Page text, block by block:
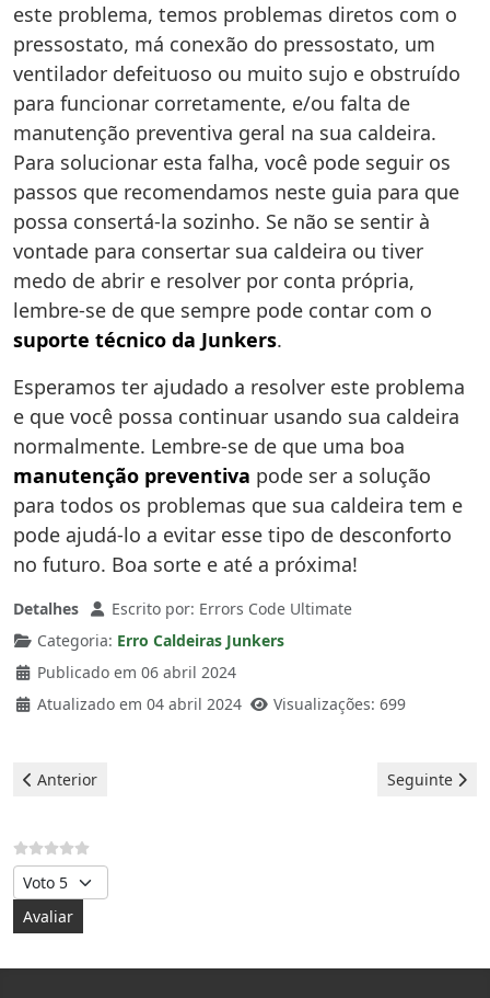
este problema, temos problemas diretos com o
pressostato, má conexão do pressostato, um
ventilador defeituoso ou muito sujo e obstruído
para funcionar corretamente, e/ou falta de
manutenção preventiva geral na sua caldeira.
Para solucionar esta falha, você pode seguir os
passos que recomendamos neste guia para que
possa consertá-la sozinho. Se não se sentir à
vontade para consertar sua caldeira ou tiver
medo de abrir e resolver por conta própria,
lembre-se de que sempre pode contar com o
suporte técnico da Junkers.
Esperamos ter ajudado a resolver este problema
e que você possa continuar usando sua caldeira
normalmente. Lembre-se de que uma boa
manutenção preventiva pode ser a solução
para todos os problemas que sua caldeira tem e
pode ajudá-lo a evitar esse tipo de desconforto
no futuro. Boa sorte e até a próxima!
Detalhes Escrito por: Errors Code Ultimate
Categoria: Erro Caldeiras Junkers
Publicado em 06 abril 2024
Atualizado em 04 abril 2024
Visualizações: 699
Artigo anterior: Junkers Caldeiras - Erro A4
Anterior Artigo
Seguinte
Avalie, por favor